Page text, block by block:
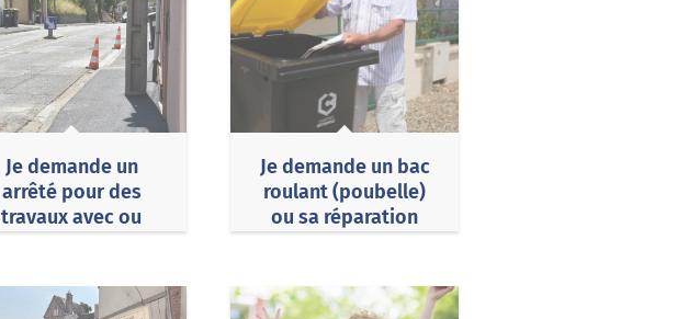
Je demande un
arrêté pour des
travaux avec ou
Je demande un bac
roulant (poubelle)
ou sa réparation